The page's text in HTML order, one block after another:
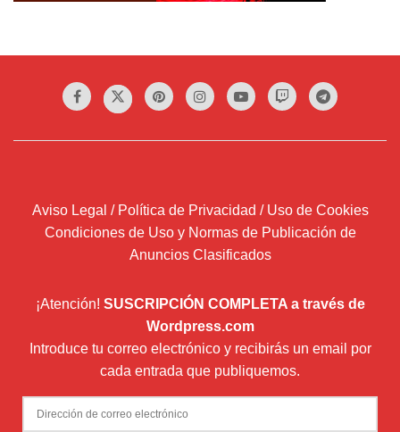
Aviso Legal / Política de Privacidad / Uso de Cookies
Condiciones de Uso y Normas de Publicación de
Anuncios Clasificados
¡Atención! SUSCRIPCIÓN COMPLETA a través de
Wordpress.com
Introduce tu correo electrónico y recibirás un email por
cada entrada que publiquemos.
Dirección
de